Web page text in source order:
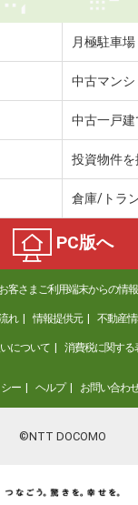
月極駐車場
中古マンシ
中古一戸建
投資物件を
倉庫/トラ
PC版へ
お客さまご利用端末からの情
れ 情報提供元 不動産
について 消費税に関する
ー ヘルプ お問い合わ
©NTT DOCOMO